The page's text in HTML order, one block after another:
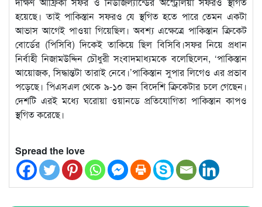
হয়েছে। তাই পাকিস্তান সফরও যে স্থগিত হতে পারে তেমন একটা
আভাস আগেই পাওয়া গিয়েছিল। অবশ্য এক্ষেত্রে পাকিস্তান ক্রিকেট
বোর্ডের (পিসিবি) দিকেই তাকিয়ে ছিল বিসিবি।সফর নিয়ে প্রধান
নির্বাহী নিজামউদ্দিন চৌধুরী সংবাদমাধ্যমকে বলেছিলেন, ‘পাকিস্তান
আয়োজক, সিদ্ধান্তটা তারাই নেবে।’পাকিস্তান সুপার লিগেও এর প্রভাব
পড়েছে। পিএসএল থেকে ৯-১০ জন বিদেশি ক্রিকেটার চলে গেছেন।
দেশটি এরই মধ্যে ঘরোয়া ওয়ানডে প্রতিযোগিতা পাকিস্তান কাপও
স্থগিত করেছে।
Spread the love